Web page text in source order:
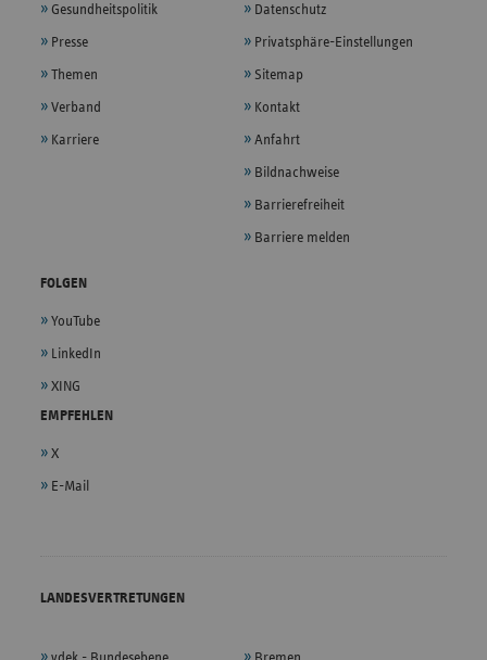
Gesundheitspolitik
Presse
Themen
Verband
Karriere
Datenschutz
Privatsphäre-Einstellungen
Sitemap
Kontakt
Anfahrt
Bildnachweise
Barrierefreiheit
Barriere melden
FOLGEN
YouTube
LinkedIn
XING
EMPFEHLEN
X
E-Mail
LANDESVERTRETUNGEN